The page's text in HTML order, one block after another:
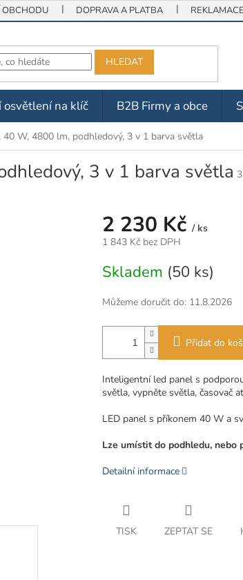
DOPRAVA A PLATBA
HLEDAT
osvětlení na klíč B2B Firmy a obce
40 W, 4800 lm, podhledový, 3 v 1 barva světla
3 v 1 barva světla
2 230 Kč / ks
1 843 Kč bez DPH
cena:
Skladem (50 ks)
Můžeme doručit do: 11.8.2026
Přidat do
Inteligentní led panel s
světla, vypněte světla, časovač
LED panel s příkonem 40 W a
Lze umístit do podhledu, nebo
Detailní informace
TISK ZEPTAT SE